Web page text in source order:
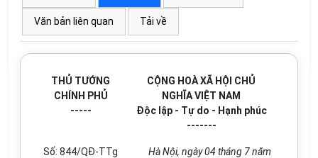
Văn bản liên quan Tải về
THỦ TƯỚNG
CHÍNH PHỦ
-----
CỘNG HOÀ XÃ HỘI CHỦ
NGHĨA VIỆT NAM
Độc lập - Tự do - Hạnh phúc
-------
Số: 844/QĐ-TTg
Hà Nội, ngày 04 tháng 7 năm